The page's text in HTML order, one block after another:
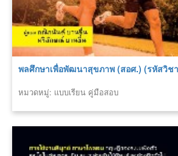
พลศึกษาเพื่อพัฒนาสุขภาพ (สอศ.) (รหัสวิช
หมวดหมู่: แบบเรียน คู่มือสอบ